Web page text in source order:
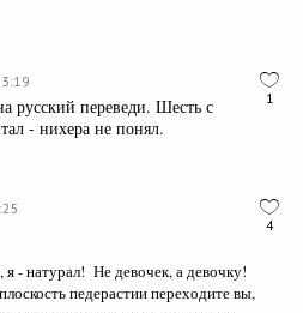
1
русский переведи. Шесть с
- нихера не понял.
4
- натурал! Не девочек, а девочку!
педерастии переходите вы,